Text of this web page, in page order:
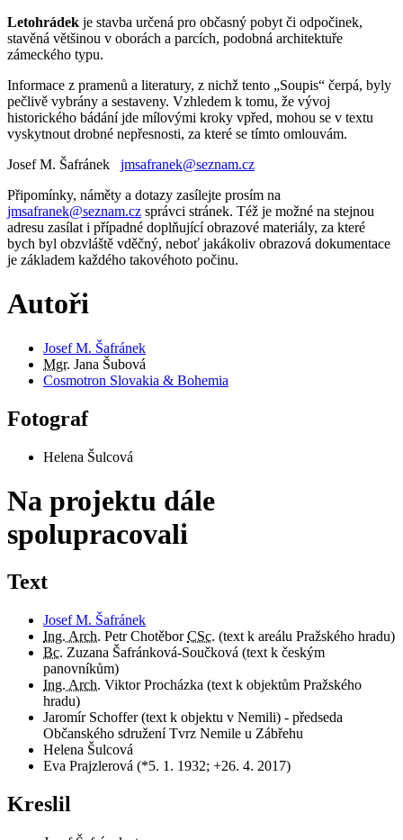
Letohrádek je stavba určená pro občasný pobyt či odpočinek,
stavěná většinou v oborách a parcích, podobná architektuře
zámeckého typu.
Informace z pramenů a literatury, z nichž tento „Soupis“ čerpá, byly
pečlivě vybrány a sestaveny. Vzhledem k tomu, že vývoj
historického bádání jde mílovými kroky vpřed, mohou se v textu
vyskytnout drobné nepřesnosti, za které se tímto omlouvám.
Josef M. Šafránek
jmsafranek@seznam.cz
Připomínky, náměty a dotazy zasílejte prosím na
jmsafranek@seznam.cz správci stránek. Též je možné na stejnou
adresu zasílat i případné doplňující obrazové materiály, za které
bych byl obzvláště vděčný, neboť jakákoliv obrazová dokumentace
je základem každého takovéhoto počinu.
Autoři
Josef M. Šafránek
Mgr. Jana Šubová
Cosmotron Slovakia & Bohemia
Fotograf
Helena Šulcová
Na projektu dále
spolupracovali
Text
Josef M. Šafránek
Ing. Arch. Petr ChotěborCSc. (text k areálu Pražského hradu)
Bc. Zuzana Šafránková-Součková (text k českým
panovníkům)
Ing. Arch. Viktor Procházka (text k objektům Pražského
hradu)
Jaromír Schoffer (text k objektu v Nemili) - předseda
Občanského sdružení Tvrz Nemile u Zábřehu
Helena Šulcová
Eva Prajzlerová (*5. 1. 1932; +26. 4. 2017)
Kreslil